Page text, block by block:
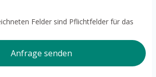
Felder sind Pflichtfelder für das
Anfrage senden